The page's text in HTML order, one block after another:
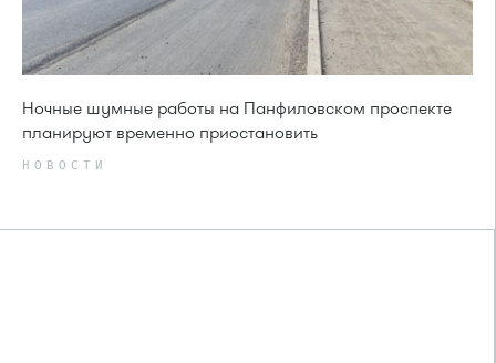
Ночные шумные работы на Панфиловском проспекте
планируют временно приостановить
НОВОСТИ